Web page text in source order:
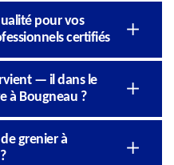
pour vos
certifiés
— il dans le
à Bougneau ?
grenier à